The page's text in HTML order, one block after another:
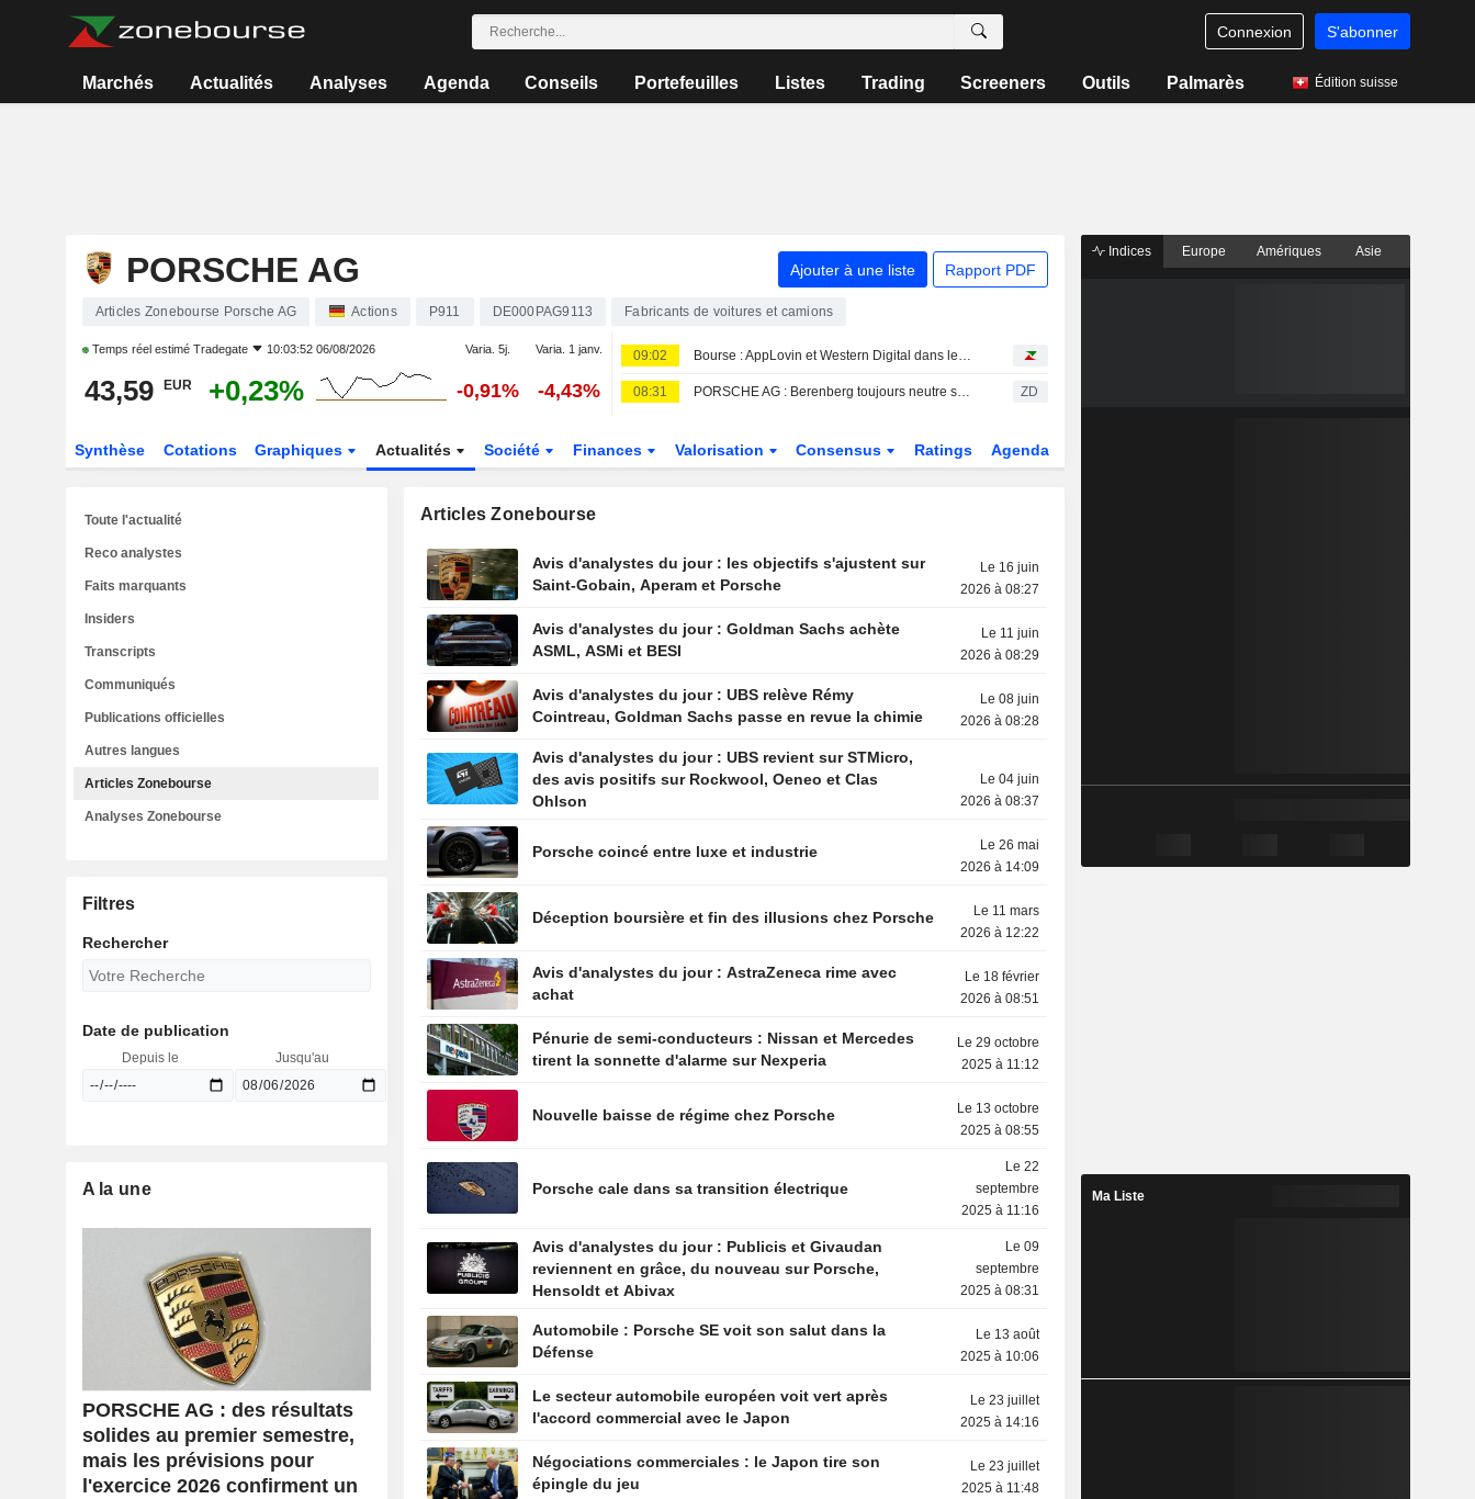
Connexion S'abonner
Marchés Actualités Analyses Agenda Conseils Portefeuilles Listes Trading Screeners Outils Palmarès Édition suisse
PORSCHE AG Ajouter à une liste Rapport PDF
Articles Zonebourse Porsche AG Actions P911 DE000PAG9113 Fabricants de voitures et camions
Temps réel estimé Tradegate 10:03:52 06/08/2026 Varia. 5j. Varia. 1 janv.
43,59 EUR +0,23% -0,91% -4,43%
09:02 Bourse : AppLovin et Western Digital dans le dur, rumeurs sur Vusion
08:31 PORSCHE AG : Berenberg toujours neutre sur le dossier ZD
Synthèse Cotations Graphiques Actualités Société Finances Valorisation Consensus Ratings Agenda
Articles Zonebourse
Avis d'analystes du jour : les objectifs s'ajustent sur
Saint-Gobain, Aperam et Porsche
Le 16 juin
2026 à 08:27
Avis d'analystes du jour : Goldman Sachs achète
ASML, ASMi et BESI
Le 11 juin
2026 à 08:29
Avis d'analystes du jour : UBS relève Rémy
Cointreau, Goldman Sachs passe en revue la chimie
Le 08 juin
2026 à 08:28
Avis d'analystes du jour : UBS revient sur STMicro,
des avis positifs sur Rockwool, Oeneo et Clas
Ohlson
Le 04 juin
2026 à 08:37
Porsche coincé entre luxe et industrie
Le 26 mai
2026 à 14:09
Déception boursière et fin des illusions chez Porsche
Le 11 mars
2026 à 12:22
Avis d'analystes du jour : AstraZeneca rime avec
achat
Le 18 février
2026 à 08:51
Pénurie de semi-conducteurs : Nissan et Mercedes
tirent la sonnette d'alarme sur Nexperia
Le 29 octobre
2025 à 11:12
Nouvelle baisse de régime chez Porsche
Le 13 octobre
2025 à 08:55
Porsche cale dans sa transition électrique
Le 22
septembre
2025 à 11:16
Avis d'analystes du jour : Publicis et Givaudan
reviennent en grâce, du nouveau sur Porsche,
Hensoldt et Abivax
Le 09
septembre
2025 à 08:31
Automobile : Porsche SE voit son salut dans la
Défense
Le 13 août
2025 à 10:06
Le secteur automobile européen voit vert après
l'accord commercial avec le Japon
Le 23 juillet
2025 à 14:16
Négociations commerciales : le Japon tire son
épingle du jeu
Le 23 juillet
2025 à 11:48
Toute l'actualité
Reco analystes
Faits marquants
Insiders
Transcripts
Communiqués
Publications officielles
Autres langues
Articles Zonebourse
Analyses Zonebourse
Filtres
Rechercher
Date de publication
Depuis le Jusqu'au
A la une
PORSCHE AG : des résultats
solides au premier semestre,
mais les prévisions pour
l'exercice 2026 confirment un
Indices Europe Amériques Asie
Ma Liste